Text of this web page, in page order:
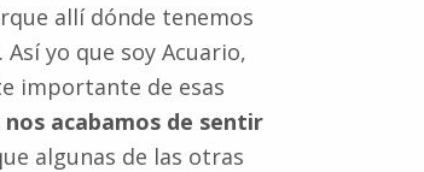
allí dónde tenemos
yo que soy Acuario,
importante de esas
nos acabamos de sentir
algunas de las otras